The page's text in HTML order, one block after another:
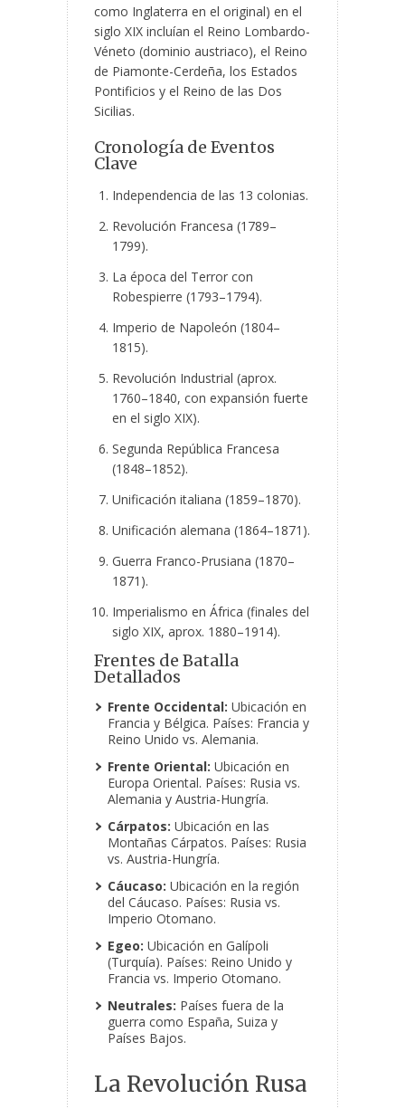
como Inglaterra en el original) en el
siglo XIX incluían el Reino Lombardo-
Véneto (dominio austriaco), el Reino
de Piamonte-Cerdeña, los Estados
Pontificios y el Reino de las Dos
Sicilias.
Cronología de Eventos
Clave
Independencia de las 13 colonias.
Revolución Francesa (1789–
1799).
La época del Terror con
Robespierre (1793–1794).
Imperio de Napoleón (1804–
1815).
Revolución Industrial (aprox.
1760–1840, con expansión fuerte
en el siglo XIX).
Segunda República Francesa
(1848–1852).
Unificación italiana (1859–1870).
Unificación alemana (1864–1871).
Guerra Franco-Prusiana (1870–
1871).
Imperialismo en África (finales del
siglo XIX, aprox. 1880–1914).
Frentes de Batalla
Detallados
Frente Occidental: Ubicación en
Francia y Bélgica. Países: Francia y
Reino Unido vs. Alemania.
Frente Oriental: Ubicación en
Europa Oriental. Países: Rusia vs.
Alemania y Austria-Hungría.
Cárpatos: Ubicación en las
Montañas Cárpatos. Países: Rusia
vs. Austria-Hungría.
Cáucaso: Ubicación en la región
del Cáucaso. Países: Rusia vs.
Imperio Otomano.
Egeo: Ubicación en Galípoli
(Turquía). Países: Reino Unido y
Francia vs. Imperio Otomano.
Neutrales: Países fuera de la
guerra como España, Suiza y
Países Bajos.
La Revolución Rusa